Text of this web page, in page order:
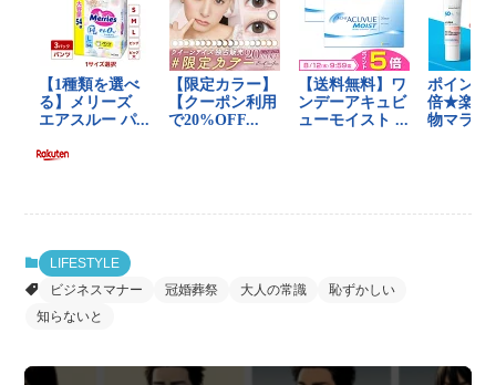
LIFESTYLE
ビジネスマナー
冠婚葬祭 大人の常識
恥ずかしい
知らないと